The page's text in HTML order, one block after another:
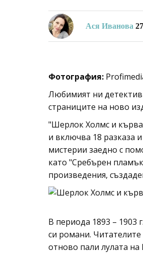
Ася Иванова
Фотография:
Любимият ни
страниците на ново
"Шерлок Холмс и
и включва 18 разказа
мистерии заедно с
като "Сребърен
произведения,
В периода 1893 – 1903
си романи. Читателите
отново пали лулата на